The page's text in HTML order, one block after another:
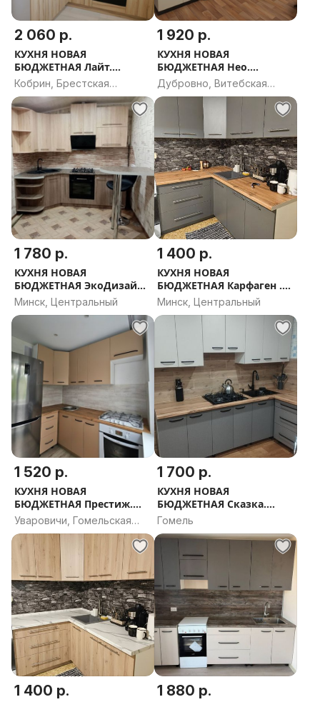
2 060 р.
КУХНЯ НОВАЯ
БЮДЖЕТНАЯ Лайт.
РАССРОЧКА, ДОСТАВКА,
ПРОЕКТ В ПОДАРОК
Кобрин, Брестская
область
1 920 р.
КУХНЯ НОВАЯ
БЮДЖЕТНАЯ Нео.
РАССРОЧКА, ДОСТАВКА,
ПРОЕКТ В ПОДАРОК
Дубровно, Витебская
область
1 780 р.
КУХНЯ НОВАЯ
БЮДЖЕТНАЯ ЭкоДизайн.
РАССРОЧКА, ДОСТАВКА,
ПРОЕКТ В ПОДАРОК
Минск, Центральный
1 400 р.
КУХНЯ НОВАЯ
БЮДЖЕТНАЯ Карфаген .
РАССРОЧКА, ДОСТАВКА,
ПРОЕКТ В ПОДАРОК
Минск, Центральный
1 520 р.
КУХНЯ НОВАЯ
БЮДЖЕТНАЯ Престиж.
РАССРОЧКА, ДОСТАВКА,
ПРОЕКТ В ПОДАРОК
Уваровичи, Гомельская
область
1 700 р.
КУХНЯ НОВАЯ
БЮДЖЕТНАЯ Сказка.
РАССРОЧКА, ДОСТАВКА,
Гомель
1 400 р. 1 880 р.